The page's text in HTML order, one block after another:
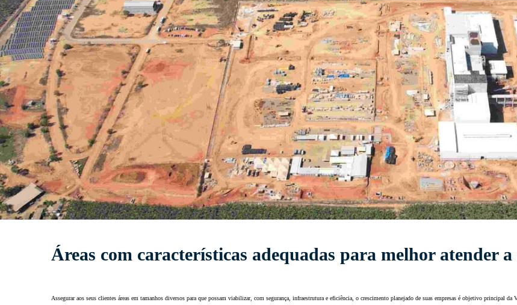
Áreas com características adequadas para melhor atender
Assegurar aos seus clientes áreas em tamanhos diversos para que possam viabilizar, com segurança, infraestrutura e eficiência, o crescimento planejado de suas empresas é objetivo principal da